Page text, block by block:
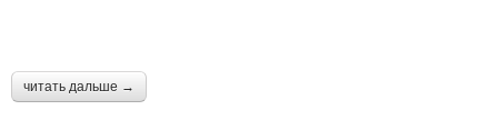
читать дальше →